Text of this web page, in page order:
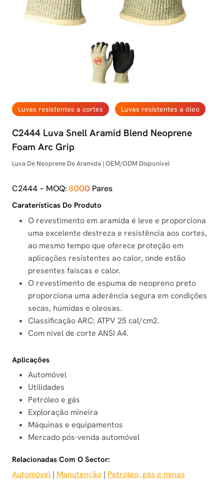
Luvas resistentes a cortes Luvas resistentes a óleo
C2444 Luva Snell Aramid Blend Neoprene
Foam Arc Grip
Luva De Neoprene De Aramida | OEM/ODM Disponível
C2444 - MOQ: 8000 Pares
Caraterísticas Do Produto
O revestimento em aramida é leve e proporciona
uma excelente destreza e resistência aos cortes,
ao mesmo tempo que oferece proteção em
aplicações resistentes ao calor, onde estão
presentes faíscas e calor.
O revestimento de espuma de neopreno preto
proporciona uma aderência segura em condições
secas, húmidas e oleosas.
Classificação ARC: ATPV 25 cal/cm2.
Com nível de corte ANSI A4.
Aplicações
Automóvel
Utilidades
Petróleo e gás
Exploração mineira
Máquinas e equipamentos
Mercado pós-venda automóvel
Relacionadas Com O Sector:
Automóvel | Manutenção | Petróleo, gás e minas